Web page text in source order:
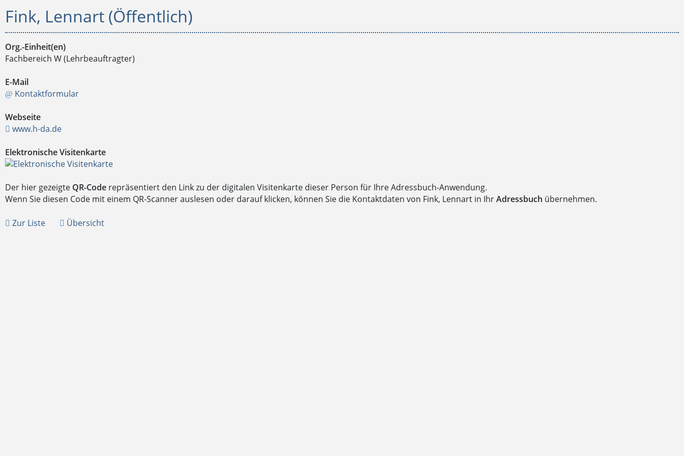
Fink, Lennart (Öffentlich)
Org.-Einheit(en)
Fachbereich W (Lehrbeauftragter)
E-Mail
Kontaktformular
Webseite
www.h-da.de
Elektronische Visitenkarte
Der hier gezeigte QR-Code repräsentiert den Link zu der digitalen Visitenkarte dieser Person für Ihre Adressbuch-Anwendung.
Wenn Sie diesen Code mit einem QR-Scanner auslesen oder darauf klicken, können Sie die Kontaktdaten von Fink, Lennart in IhrAdressbuch übernehmen.
Zur Liste Übersicht